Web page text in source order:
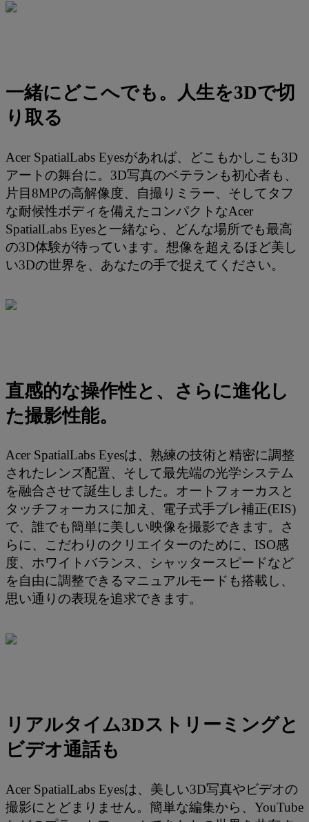
一緒にどこへでも。人生を3Dで切
り取る
Acer SpatialLabs Eyesがあれば、どこもかしこも3D
アートの舞台に。3D写真のベテランも初心者も、
片目8MPの高解像度、自撮りミラー、そしてタフ
な耐候性ボディを備えたコンパクトなAcer
SpatialLabs Eyesと一緒なら、どんな場所でも最高
の3D体験が待っています。想像を超えるほど美し
い3Dの世界を、あなたの手で捉えてください。
直感的な操作性と、さらに進化し
た撮影性能。
Acer SpatialLabs Eyesは、熟練の技術と精密に調整
されたレンズ配置、そして最先端の光学システム
を融合させて誕生しました。オートフォーカスと
タッチフォーカスに加え、電子式手ブレ補正(EIS)
で、誰でも簡単に美しい映像を撮影できます。さ
らに、こだわりのクリエイターのために、ISO感
度、ホワイトバランス、シャッタースピードなど
を自由に調整できるマニュアルモードも搭載し、
思い通りの表現を追求できます。
リアルタイム3Dストリーミングと
ビデオ通話も
Acer SpatialLabs Eyesは、美しい3D写真やビデオの
撮影にとどまりません。簡単な編集から、YouTube